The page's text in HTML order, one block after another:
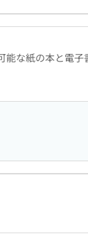
な紙の本と電子